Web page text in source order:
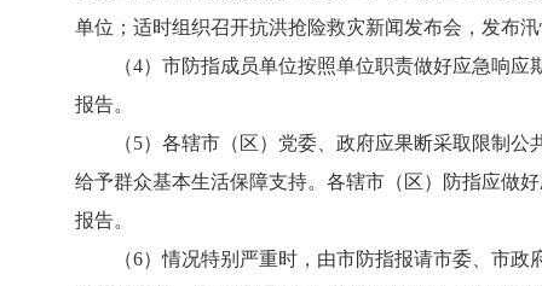
单位；适时组织召开抗洪抢险救灾新闻发布会，发布
（4）市防指成员单位按照单位职责做好应急响应
报告。
（5）各辖市（区）党委、政府应果断采取限制公
给予群众基本生活保障支持。各辖市（区）防指应做
报告。
（6）情况特别严重时，由市防指报请市委、市政